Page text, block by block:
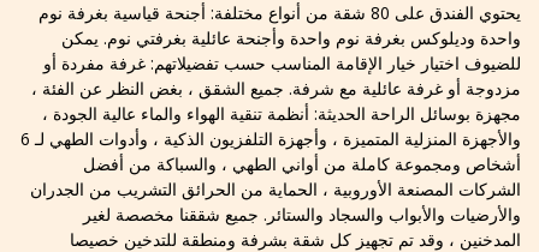
يحتوي الفندق على 80 شقة من أنواع مختلفة: أجنحة قياسية بغرفة نوم
واحدة وديلوكس بغرفة نوم واحدة وأجنحة عائلية بغرفتي نوم. يمكن
للضيوف اختيار خيار الإقامة المناسب حسب تفضيلاتهم: غرفة مفردة أو
مزدوجة أو غرفة عائلية مع شرفة. جميع الشقق ، بغض النظر عن الفئة ،
مجهزة بوسائل الراحة الحديثة: أنظمة تنقية الهواء والماء عالية الجودة ،
والأجهزة المنزلية المتميزة ، وأجهزة التلفزيون الذكية ، وأدوات الطهي لـ 6
أشخاص ومجموعة كاملة من أواني الطهي ، والسباكة من أفضل
الشركات المصنعة الأوروبية ، الحماية من الحرائق التشريب من الجدران
والأرضيات والأبواب والسجاد والستائر. جميع شققنا مخصصة لغير
المدخنين ، وقد تم تجهيز كل شقة بشرفة ومنطقة للتدخين خصيصا